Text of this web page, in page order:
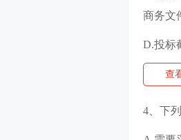
商务文
D.投标
查
4、下